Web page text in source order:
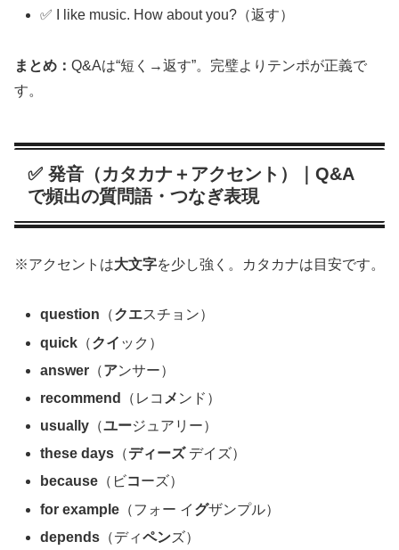
✅ I like music. How about you?（返す）
まとめ： Q&Aは“短く→返す”。完璧よりテンポが正義で
す。
✅ 発音（カタカナ＋アクセント）｜Q&A
で頻出の質問語・つなぎ表現
※アクセントは大文字を少し強く。カタカナは目安です。
question （クエスチョン）
quick （クイ ック）
answer （アンサー）
recommend
（レコ メ ンド）
usually （ユージュアリー）
these days （ディーズデイズ）
because （ビコーズ）
for example （フォー イ グザンプル）
depends （ディペンズ）